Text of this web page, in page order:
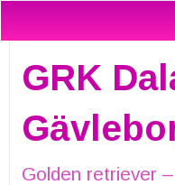
GRK
Golden retriever